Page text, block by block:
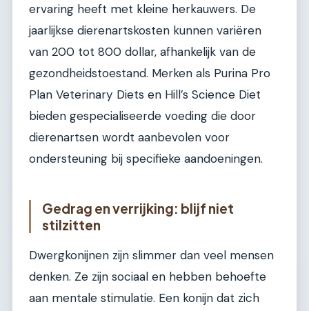
ervaring heeft met kleine herkauwers. De
jaarlijkse dierenartskosten kunnen variëren
van 200 tot 800 dollar, afhankelijk van de
gezondheidstoestand. Merken als Purina Pro
Plan Veterinary Diets en Hill’s Science Diet
bieden gespecialiseerde voeding die door
dierenartsen wordt aanbevolen voor
ondersteuning bij specifieke aandoeningen.
Gedrag en verrijking: blijf niet
stilzitten
Dwergkonijnen zijn slimmer dan veel mensen
denken. Ze zijn sociaal en hebben behoefte
aan mentale stimulatie. Een konijn dat zich